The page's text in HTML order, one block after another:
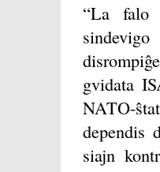
“La falo
gvidata
NATO-
dependis
siajn